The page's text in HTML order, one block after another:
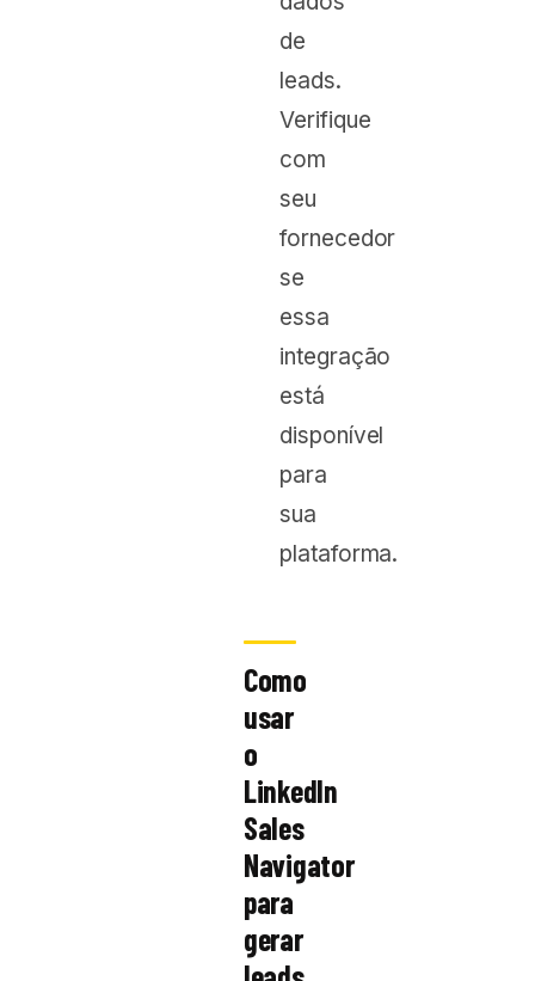
de
leads.
Verifique
com
seu
fornecedor
se
essa
integração
está
disponível
para
sua
plataforma.
Como
usar
o
LinkedIn
Sales
Navigator
para
gerar